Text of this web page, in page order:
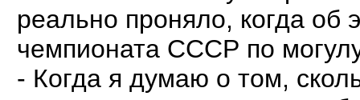
реально проняло, когда об
чемпионата СССР по
- Когда я думаю о том,